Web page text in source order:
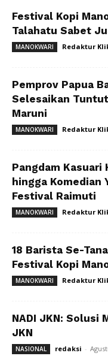
Festival Kopi
Talahatu Sabet
MANOKWARI Redaktur
Pemprov Papua
Selesaikan
Maruni
MANOKWARI Redaktur
Pangdam Kasuari
hingga Komedian
Festival Raimuti
MANOKWARI Redaktur
18 Barista Se-
Festival Kopi
MANOKWARI Redaktur
NADI JKN: Solusi
JKN
NASIONAL redaksi -